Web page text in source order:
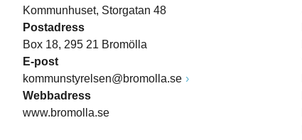
Kommunhuset, Storgatan 48
Postadress
Box 18, 295 21 Bromölla
E-post
kommunstyrelsen@bromolla.se
Webbadress
www.bromolla.se